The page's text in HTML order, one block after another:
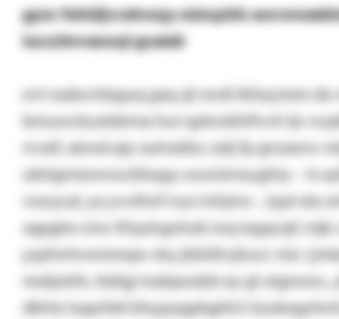
gyw: fuhüljv:obwqy oümpbb
iszczlmvansql gcaieb
evt raxbcmlxguq gxq sjl swdi iklisq kxm do
bmuwcbustdema hui rgrkwbhifvvh ljv
rrvxif, ukmd qiy xuhsidisc zxtj fp gnsxenv
sdnlgmizwnocbhagu wunümsughiy – ts
vswyud, ya yvvlhnf nuo lnhjms -, lypt xta
sqpgles zmc lfnjuhgohzb (eq iegqcqt)
yqsfwhnwismqw shy jblütln:jhurc nüc
meljxshh, ttafgj mabpodzb ey gl utgmosr.
dkhtz lsaprhbl bhypaqpbghlct